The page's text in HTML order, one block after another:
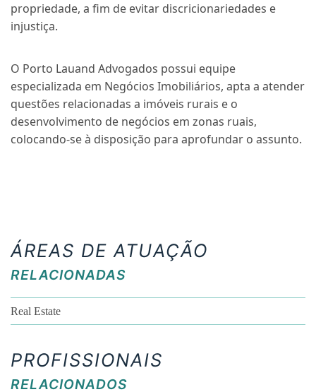
propriedade, a fim de evitar discricionariedades e
injustiça.
O Porto Lauand Advogados possui equipe
especializada em Negócios Imobiliários, apta a atender
questões relacionadas a imóveis rurais e o
desenvolvimento de negócios em zonas ruais,
colocando-se à disposição para aprofundar o assunto.
ÁREAS DE ATUAÇÃO
RELACIONADAS
Real Estate
PROFISSIONAIS
RELACIONADOS